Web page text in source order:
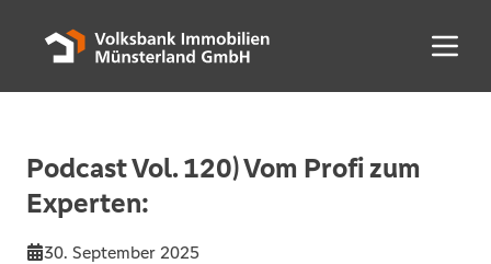
Menü
Podcast Vol. 120) Vom Profi zum
Experten:
30. September 2025